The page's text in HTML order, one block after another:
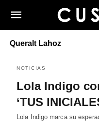
Queralt Lahoz
NOTICIAS
Lola Indigo
‘TUS
Lola Indigo marca su